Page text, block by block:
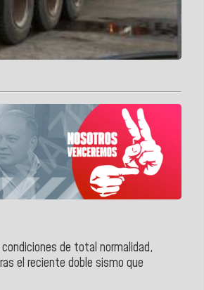
de total normalidad,
el reciente doble sismo que